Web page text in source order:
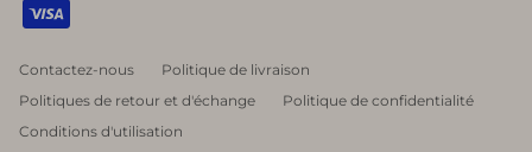
Contactez-nous
Politique de livraison
Politiques de retour et d'échange
Politique de confidentialité
Conditions d'utilisation